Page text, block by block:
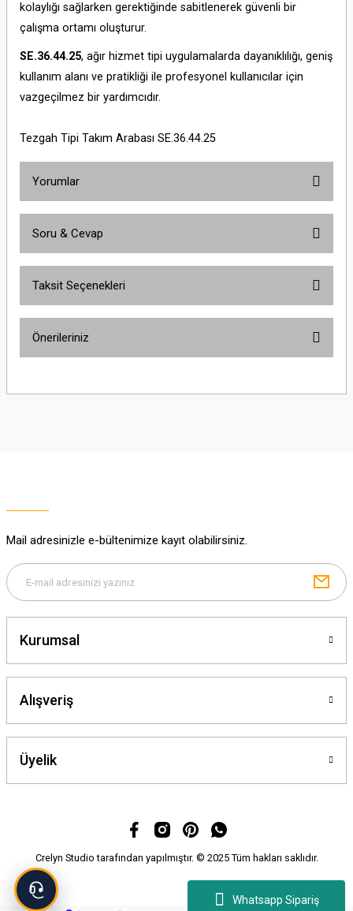
Whatsapp Sipariş
kolaylığı sağlarken gerektiğinde sabitlenerek güvenli bir
çalışma ortamı oluşturur.
SE.36.44.25, ağır hizmet tipi uygulamalarda dayanıklılığı, geniş
kullanım alanı ve pratikliği ile profesyonel kullanıcılar için
vazgeçilmez bir yardımcıdır.
Tezgah Tipi Takım Arabası SE.36.44.25
Yorumlar
Soru & Cevap
Taksit Seçenekleri
Önerileriniz
yetersiz gördüğünüz noktaları öneri formunu kullanarak tarafımıza
Bu ürüne benzer farklı alternatifler olmalı.
Mail adresinizle e-bültenimize kayıt olabilirsiniz.
Kurumsal
Alışveriş
Üyelik
Crelyn Studio tarafından yapılmıştır. © 2025 Tüm hakları saklıdır.